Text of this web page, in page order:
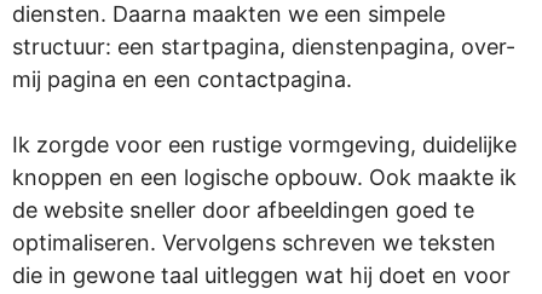
diensten. Daarna maakten we een simpele
structuur: een startpagina, dienstenpagina, over-
mij pagina en een contactpagina.
Ik zorgde voor een rustige vormgeving, duidelijke
knoppen en een logische opbouw. Ook maakte ik
de website sneller door afbeeldingen goed te
optimaliseren. Vervolgens schreven we teksten
die in gewone taal uitleggen wat hij doet en voor